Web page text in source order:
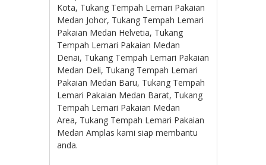
Kota, Tukang Tempah Lemari Pakaian
Medan Johor, Tukang Tempah Lemari
Pakaian Medan Helvetia, Tukang
Tempah Lemari Pakaian Medan
Denai, Tukang Tempah Lemari Pakaian
Medan Deli, Tukang Tempah Lemari
Pakaian Medan Baru, Tukang Tempah
Lemari Pakaian Medan Barat, Tukang
Tempah Lemari Pakaian Medan
Area, Tukang Tempah Lemari Pakaian
Medan Amplas kami siap membantu
anda.